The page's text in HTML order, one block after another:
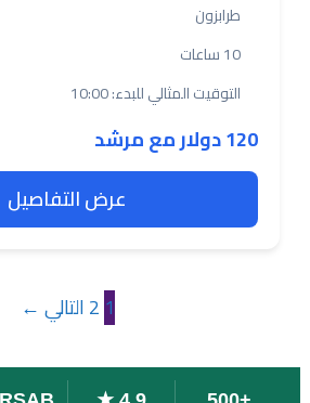
طرابزون
10 ساعات
التوقيت المثالي للبدء: 10:00
120 دولار مع مرشد
عرض التفاصيل
1
2التالي ←